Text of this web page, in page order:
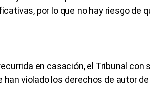
por lo que no hay riesgo de
en casación, el Tribunal con
violado los derechos de autor